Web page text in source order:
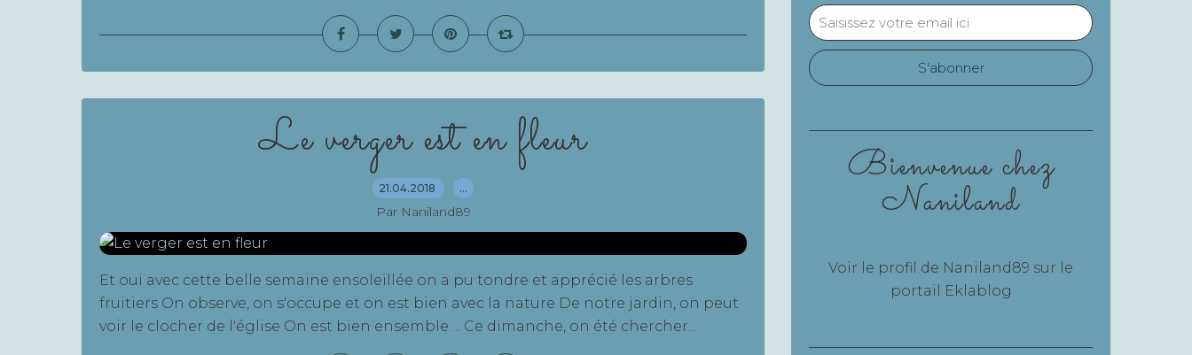
Le verger est en fleur
21.04.2018 …
Par Naniland89
Et oui avec cette belle semaine ensoleillée on a pu tondre et apprécié les arbres
fruitiers On observe, on s'occupe et on est bien avec la nature De notre jardin, on peut
voir le clocher de l'église On est bien ensemble ... Ce dimanche, on été chercher...
Bienvenue chez
Naniland
Voir le profil de Naniland89 sur le
portail Eklablog